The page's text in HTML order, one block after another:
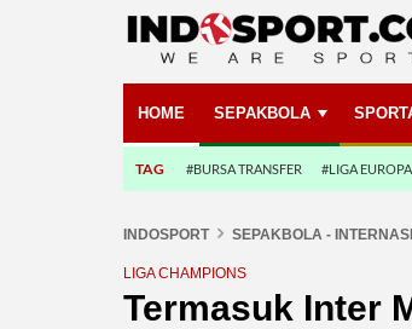
HOME SEPAKBOLA
TAG #BURSA TRANSFER #LIGA EUROPA
INDOSPORT SEPAKBOLA -
LIGA CHAMPIONS
Termasuk Inter